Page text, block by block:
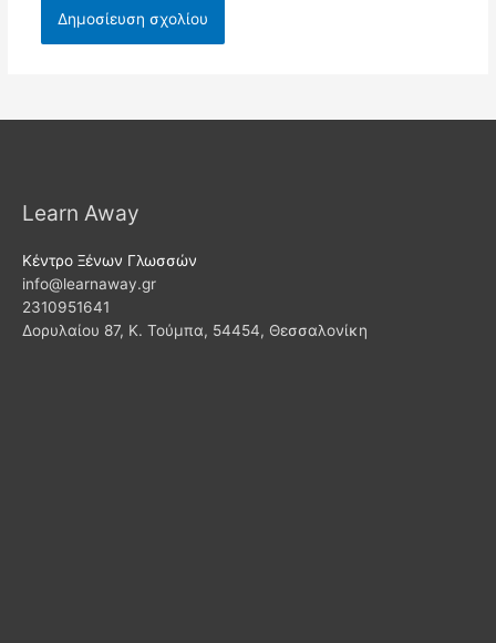
Learn Away
Κέντρο Ξένων Γλωσσών
info@learnaway.gr
2310951641
Δορυλαίου 87, Κ. Τούμπα, 54454, Θεσσαλονίκη